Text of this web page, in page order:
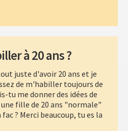
à 20 ans ?
juste d'avoir 20 ans et je
de m'habiller toujours de
tu me donner des idées de
fille de 20 ans "normale"
? Merci beaucoup, tu es la